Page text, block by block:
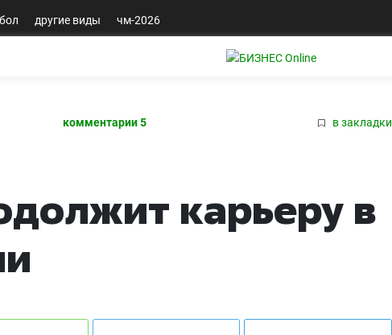
другие виды чм-2026
комментарии 5 в закладки
карьеру в